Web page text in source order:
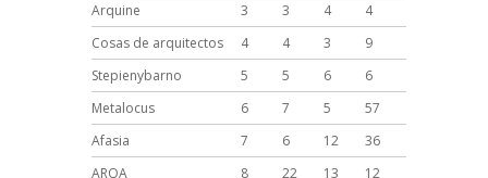
Arquine
3 3 4
4
Cosas de arquitectos
4 4 3
9
Stepienybarno
5 5 6
6
Metalocus
6 7 5
57
Afasia
7 6 12
36
ARQA
8 22 13
12